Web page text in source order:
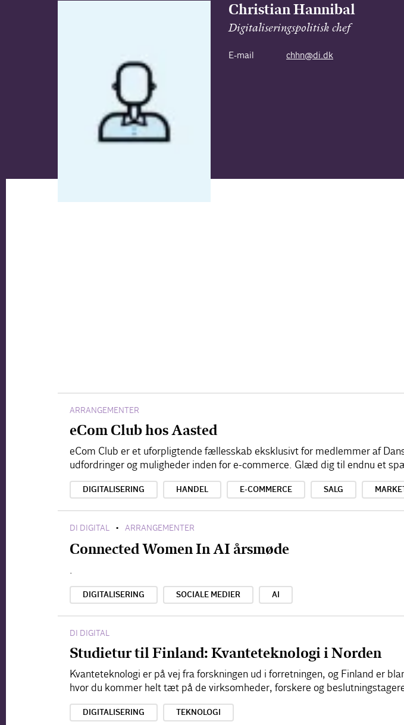
Christian Hannibal
Digitaliseringspolitisk chef
E-mail chhn@di.dk
ARRANGEMENTER
eCom Club hos Aasted
eCom Club er et uforpligtende fællesskab eksklusivt for medlemmer af
udfordringer og muligheder inden for e-commerce. Glæd dig til endnu et
DIGITALISERING HANDEL E-COMMERCE SALG
DI DIGITAL • ARRANGEMENTER
Connected Women In AI årsmøde
.
DIGITALISERING SOCIALE MEDIER AI
DI DIGITAL
Studietur til Finland: Kvanteteknologi i Norden
Kvanteteknologi er på vej fra forskningen ud i forretningen, og Finland er
hvor du kommer helt tæt på de virksomheder, forskere og
DIGITALISERING TEKNOLOGI